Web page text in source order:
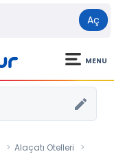
Aç
MENU
Alaçatı Otelleri